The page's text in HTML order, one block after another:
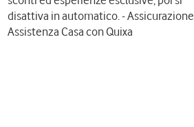
disattiva in automatico. - Assicurazione
Assistenza Casa con Quixa